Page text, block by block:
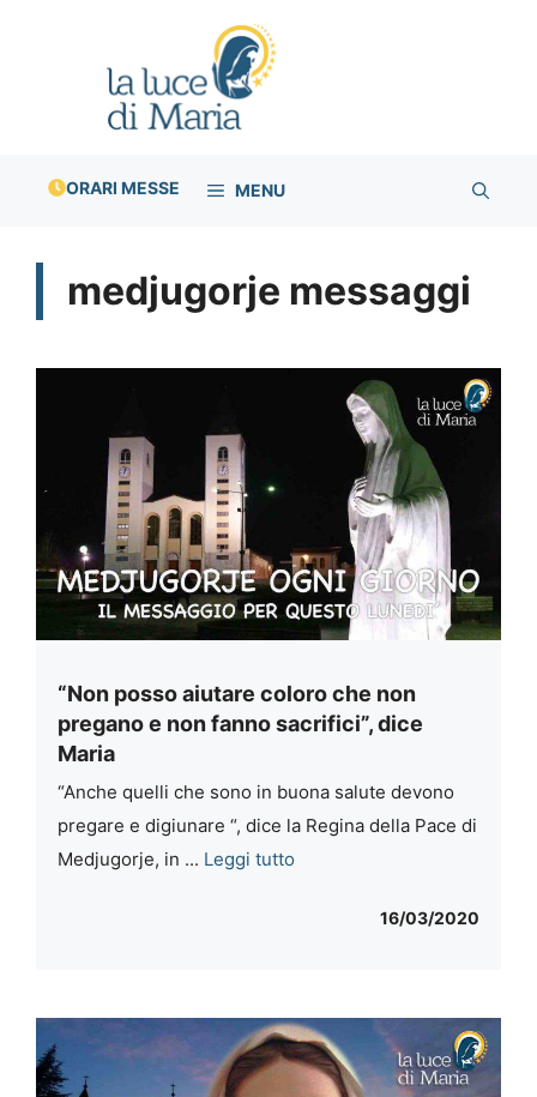
ORARI MESSE MENU
medjugorje messaggi
“Non posso aiutare coloro che non
pregano e non fanno sacrifici”, dice
Maria
“Anche quelli che sono in buona salute devono
pregare e digiunare “, dice la Regina della Pace di
Medjugorje, in ... Leggi tutto
16/03/2020